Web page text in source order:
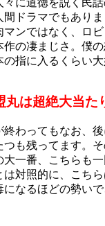
間ドラマでもあり
マンではなく、ロ
の凄まじさ。僕
指に入るくらい大
丸は超絶大当た
終わってもなお、
も残ってます。
一番、こちらも一
対照的に、こちら
になるほどの勢い